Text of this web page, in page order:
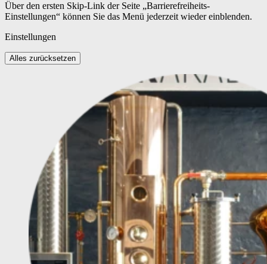
Über den ersten Skip-Link der Seite „Barrierefreiheits-
Einstellungen“ können Sie das Menü jederzeit wieder einblenden.
Einstellungen
Alles zurücksetzen